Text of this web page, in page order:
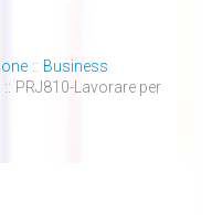
:: Business
:: PRJ810-Lavorare per